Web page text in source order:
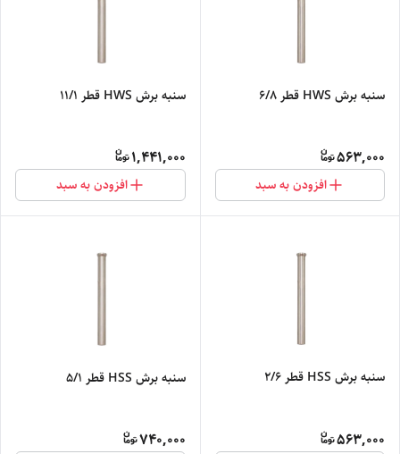
سنبه برش HWS قطر 6/8
563,000
افزودن به سبد
سنبه برش HWS قطر 11/1
1,441,000
افزودن به سبد
سنبه برش HSS قطر 2/6
563,000
سنبه برش HSS قطر 5/1
740,000